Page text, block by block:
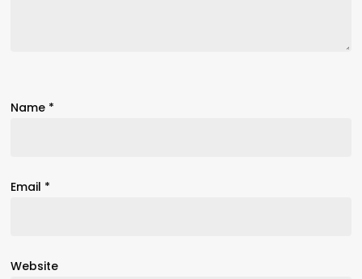
Name *
Email *
Website